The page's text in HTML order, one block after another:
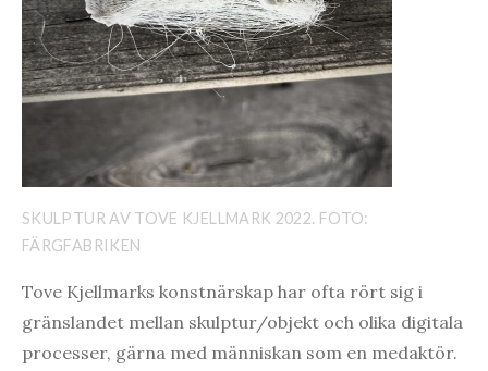
SKULPTUR AV TOVE KJELLMARK 2022. FOTO:
FÄRGFABRIKEN
Tove Kjellmarks konstnärskap har ofta rört sig i
gränslandet mellan skulptur/objekt och olika digitala
processer, gärna med människan som en medaktör.